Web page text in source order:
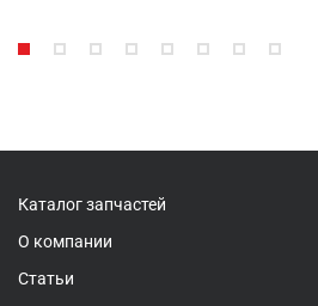
Каталог запчастей
О компании
Статьи